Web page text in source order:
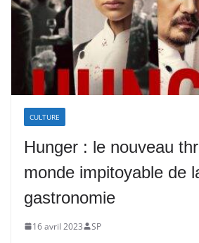
CULTURE
Hunger : le nouveau
monde impitoyable de
gastronomie
16 avril 2023 SP